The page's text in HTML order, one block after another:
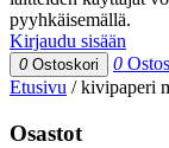
pyyhkäisemällä.
Kirjaudu sisään
0 Ostoskori 0
Etusivu /kivipaperi
Osastot